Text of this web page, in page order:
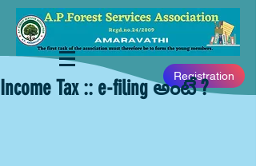
Registration
Income Tax :: e-filing అంటే ?